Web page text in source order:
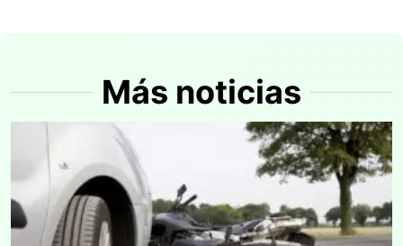
Más noticias